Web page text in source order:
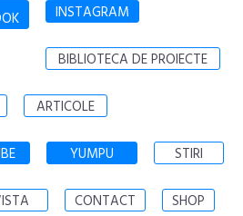
INSTAGRAM
BIBLIOTECA DE PROIECTE
ARTICOLE
YUMPU STIRI
CONTACT SHOP